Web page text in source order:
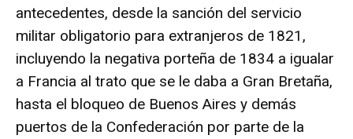
antecedentes, desde la sanción del servicio
militar obligatorio para extranjeros de 1821,
incluyendo la negativa porteña de 1834 a igualar
a Francia al trato que se le daba a Gran Bretaña,
hasta el bloqueo de Buenos Aires y demás
puertos de la Confederación por parte de la